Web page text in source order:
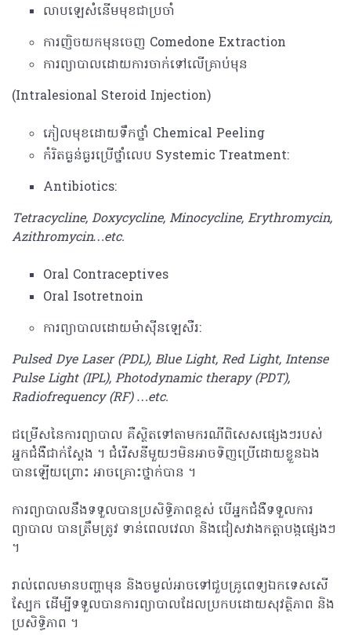
លាបឡេសំនើមមុខជាប្រចាំ
ការញិចយកមុនចេញ​ Comedone Extraction
ការព្យាបាលដោយការចាក់ទៅលើគ្រាប់មុន
(Intralesional Steroid Injection)
ភៀលមុខដោយទឹកថ្នាំ​ Chemical Peeling
កំរិតធ្ងន់ធ្ងរប្រើថ្នាំលេប Systemic Treatment:
Antibiotics:
Tetracycline, Doxycycline, Minocycline, Erythromycin,
Azithromycin…etc.
Oral Contraceptives
Oral Isotretnoin
ការព្យាបាលដោយម៉ាស៊ីនឡេសឺរ:
Pulsed Dye Laser (PDL), Blue Light, Red Light, Intense
Pulse Light (IPL), Photodynamic therapy (PDT),
Radiofrequency (RF) …etc.
ជម្រើសនៃការព្យាបាល គឺស្ថិតទៅតាមករណីពិសេសផ្សេងៗរបស់
អ្នកជំងឺជាក់ស្តែង ។ ជំរើសនីមួយៗមិនអាចទិញប្រើដោយខ្លួនឯង
បានឡើយព្រោះ អាចគ្រោះថ្នាក់បាន ។
ការព្យាបាលនឹងទទួលបានប្រសិទ្ធិភាពខ្ពស់ បើអ្នកជំងឺទទួលការ
ព្យាបាល បាន​​​​ត្រឹមត្រូវ​ ទាន់ពេលវេលា និងជៀសវាងកត្តាបង្កផ្សេងៗ
។
រាល់ពេលមានបញ្ហាមុន និងចម្ងល់អាចទៅជួបគ្រូពេទ្យឯកទេសសើ
ស្បែក ដើម្បីទទួលបានការព្យាបាល​ដែលប្រកបដោយសុវត្ថិភាព និង
ប្រសិទ្ធិភាព ។